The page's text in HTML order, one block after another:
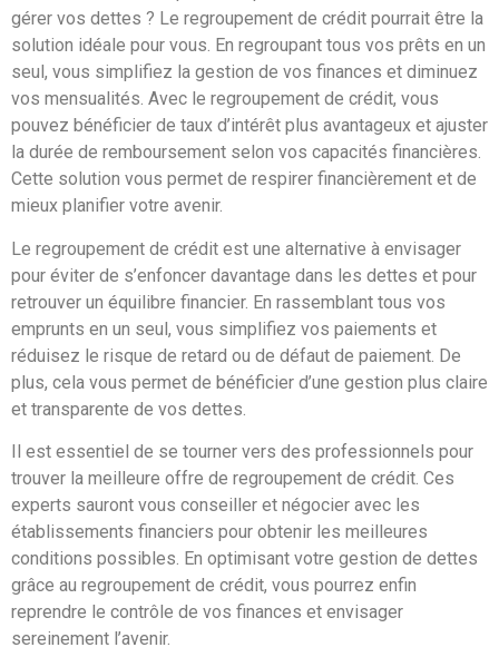
gérer vos dettes ? Le regroupement de crédit pourrait être la
solution idéale pour vous. En regroupant tous vos prêts en un
seul, vous simplifiez la gestion de vos finances et diminuez
vos mensualités. Avec le regroupement de crédit, vous
pouvez bénéficier de taux d’intérêt plus avantageux et ajuster
la durée de remboursement selon vos capacités financières.
Cette solution vous permet de respirer financièrement et de
mieux planifier votre avenir.
Le regroupement de crédit est une alternative à envisager
pour éviter de s’enfoncer davantage dans les dettes et pour
retrouver un équilibre financier. En rassemblant tous vos
emprunts en un seul, vous simplifiez vos paiements et
réduisez le risque de retard ou de défaut de paiement. De
plus, cela vous permet de bénéficier d’une gestion plus claire
et transparente de vos dettes.
Il est essentiel de se tourner vers des professionnels pour
trouver la meilleure offre de regroupement de crédit. Ces
experts sauront vous conseiller et négocier avec les
établissements financiers pour obtenir les meilleures
conditions possibles. En optimisant votre gestion de dettes
grâce au regroupement de crédit, vous pourrez enfin
reprendre le contrôle de vos finances et envisager
sereinement l’avenir.